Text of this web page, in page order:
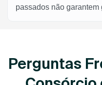
passados não garantem
Perguntas